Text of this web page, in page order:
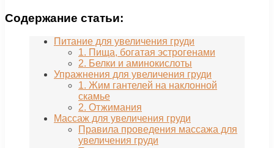
Содержание статьи:
Питание для увеличения груди
1. Пища, богатая эстрогенами
2. Белки и аминокислоты
Упражнения для увеличения груди
1. Жим гантелей на наклонной
скамье
2. Отжимания
Массаж для увеличения груди
Правила проведения массажа для
увеличения груди